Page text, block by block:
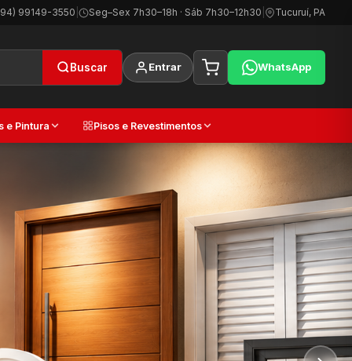
99149-3550 | Seg–Sex 7h30–18h · Sáb 7h30–12h30 Tucuruí, PA
Buscar Entrar WhatsApp
e Pintura Pisos e Revestimentos